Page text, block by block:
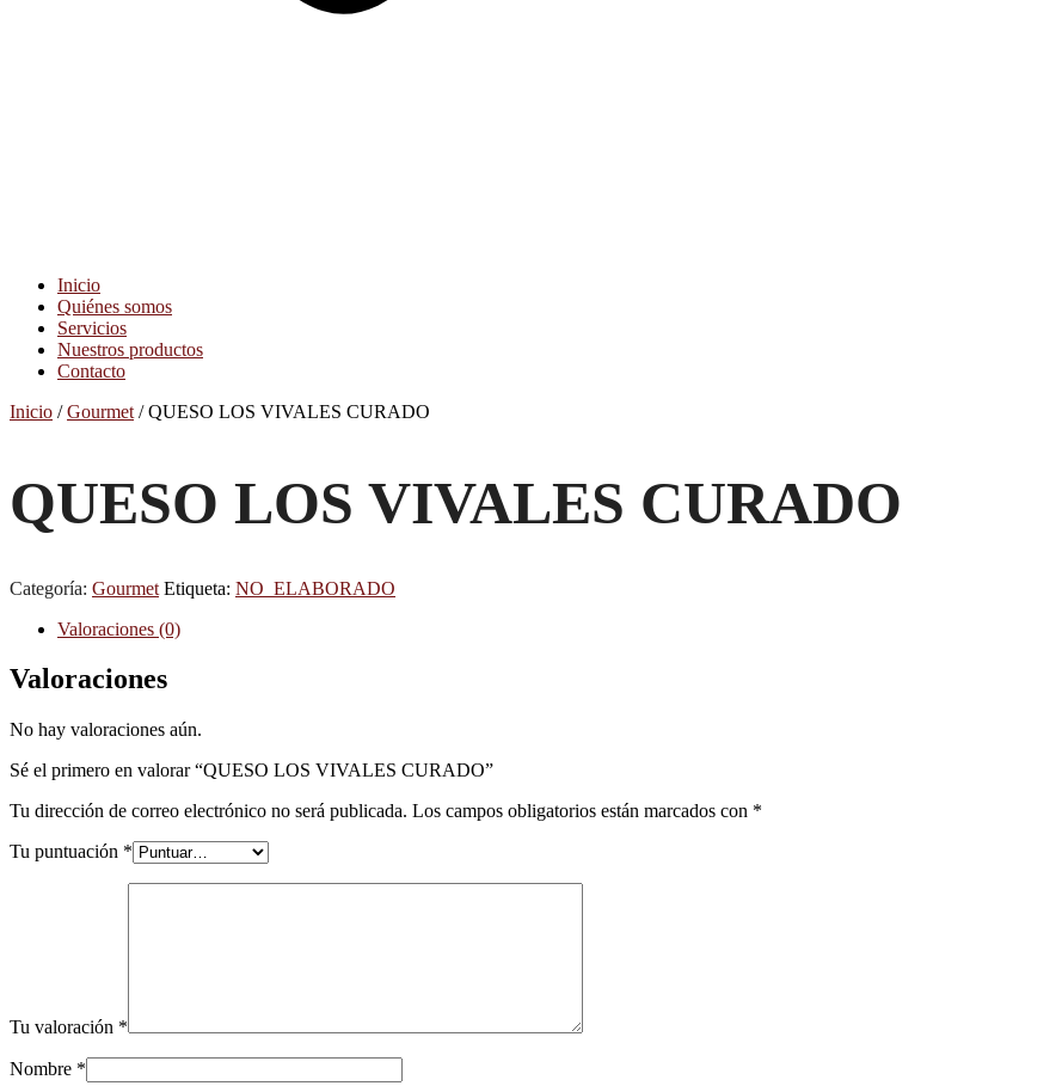
Inicio
Quiénes somos
Servicios
Nuestros productos
Contacto
Inicio /Gourmet / QUESO LOS VIVALES CURADO
QUESO LOS VIVALES CURADO
Categoría: Gourmet Etiqueta: NO_ELABORADO
Valoraciones (0)
Valoraciones
No hay valoraciones aún.
Sé el primero en valorar “QUESO LOS VIVALES CURADO”
Tu dirección de correo electrónico no será publicada. Los campos obligatorios están marcados con *
Tu puntuación *
Tu valoración *
Nombre *